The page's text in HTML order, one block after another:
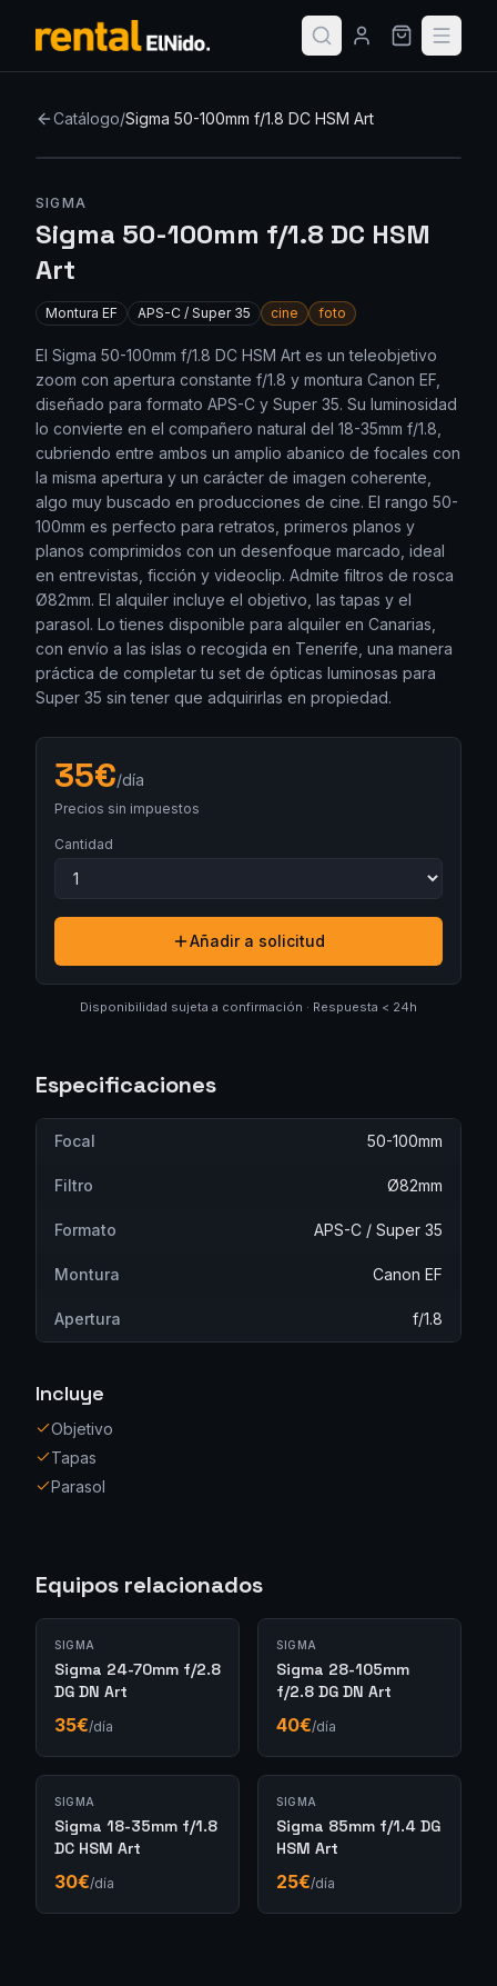
Catálogo/Sigma 50-100mm f/1.8 DC HSM Art
SIGMA
Sigma 50-100mm f/1.8 DC HSM
Art
Montura EF APS-C / Super 35 cine foto
El Sigma 50-100mm f/1.8 DC HSM Art es un teleobjetivo
zoom con apertura constante f/1.8 y montura Canon EF,
diseñado para formato APS-C y Super 35. Su luminosidad
lo convierte en el compañero natural del 18-35mm f/1.8,
cubriendo entre ambos un amplio abanico de focales con
la misma apertura y un carácter de imagen coherente,
algo muy buscado en producciones de cine. El rango 50-
100mm es perfecto para retratos, primeros planos y
planos comprimidos con un desenfoque marcado, ideal
en entrevistas, ficción y videoclip. Admite filtros de rosca
Ø82mm. El alquiler incluye el objetivo, las tapas y el
parasol. Lo tienes disponible para alquiler en Canarias,
con envío a las islas o recogida en Tenerife, una manera
práctica de completar tu set de ópticas luminosas para
Super 35 sin tener que adquirirlas en propiedad.
35€/día
Precios sin impuestos
Cantidad
Añadir a solicitud
Disponibilidad sujeta a confirmación · Respuesta < 24h
Especificaciones
Focal 50-100mm
Filtro Ø82mm
Formato APS-C / Super 35
Montura Canon EF
Apertura f/1.8
Incluye
Objetivo
Tapas
Parasol
Equipos relacionados
SIGMA
Sigma 24-70mm f/2.8
DG DN Art
35€/día
SIGMA
Sigma 28-105mm
f/2.8 DG DN Art
40€/día
SIGMA
Sigma 18-35mm f/1.8
DC HSM Art
30€/día
SIGMA
Sigma 85mm f/1.4 DG
HSM Art
25€/día